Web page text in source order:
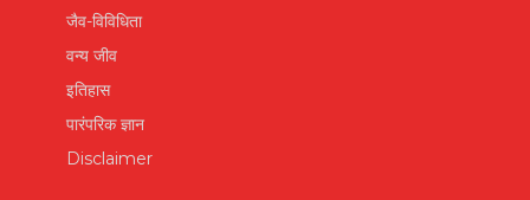
जैव-विविधिता
वन्य जीव
इतिहास
पारंपरिक ज्ञान
Disclaimer